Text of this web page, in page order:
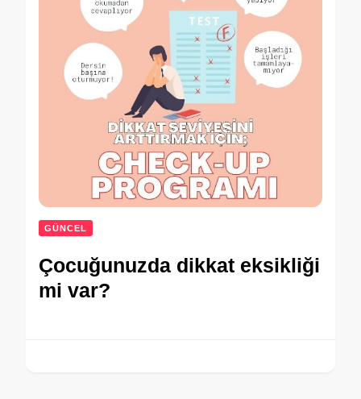
GÜNCEL
Çocuğunuzda dikkat eksikliği
mi var?